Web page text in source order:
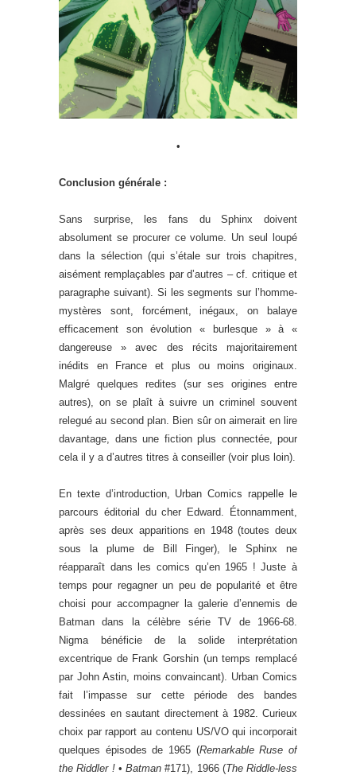
•
Conclusion générale :
Sans surprise, les fans du Sphinx doivent
absolument se procurer ce volume. Un seul loupé
dans la sélection (qui s’étale sur trois chapitres,
aisément remplaçables par d’autres – cf. critique et
paragraphe suivant). Si les segments sur l’homme-
mystères sont, forcément, inégaux, on balaye
efficacement son évolution « burlesque » à «
dangereuse » avec des récits majoritairement
inédits en France et plus ou moins originaux.
Malgré quelques redites (sur ses origines entre
autres), on se plaît à suivre un criminel souvent
relegué au second plan. Bien sûr on aimerait en lire
davantage, dans une fiction plus connectée, pour
cela il y a d’autres titres à conseiller (voir plus loin).
En texte d’introduction, Urban Comics rappelle le
parcours éditorial du cher Edward. Étonnamment,
après ses deux apparitions en 1948 (toutes deux
sous la plume de Bill Finger), le Sphinx ne
réapparaît dans les comics qu’en 1965 ! Juste à
temps pour regagner un peu de popularité et être
choisi pour accompagner la galerie d’ennemis de
Batman dans la célèbre série TV de 1966-68.
Nigma bénéficie de la solide interprétation
excentrique de Frank Gorshin (un temps remplacé
par John Astin, moins convaincant). Urban Comics
fait l’impasse sur cette période des bandes
dessinées en sautant directement à 1982. Curieux
choix par rapport au contenu US/VO qui incorporait
quelques épisodes de 1965 (Remarkable Ruse of
the Riddler !• Batman #171), 1966 (The Riddle-less